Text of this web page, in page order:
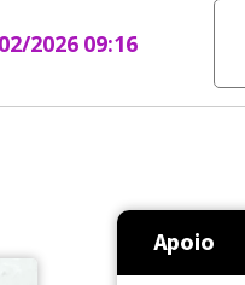
2026 09:16
Apoio